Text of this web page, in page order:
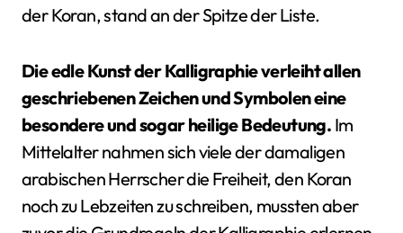
der Koran, stand an der Spitze der Liste.
Die edle Kunst der Kalligraphie verleiht allen
geschriebenen Zeichen und Symbolen eine
besondere und sogar heilige Bedeutung. Im
Mittelalter nahmen sich viele der damaligen
arabischen Herrscher die Freiheit, den Koran
noch zu Lebzeiten zu schreiben, mussten aber